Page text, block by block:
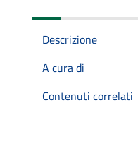
Descrizione
A cura di
Contenuti correlati